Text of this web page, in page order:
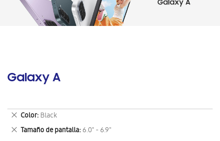
Galaxy A
Color Black
Eliminar
este
artículo
Tamaño de pantalla 6.0" - 6.9"
Eliminar